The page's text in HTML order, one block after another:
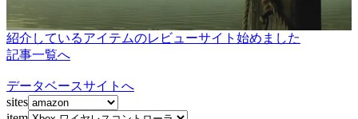
紹介しているアイテムのレビューサイト始めました
記事一覧へ
データベースサイトへ
sites